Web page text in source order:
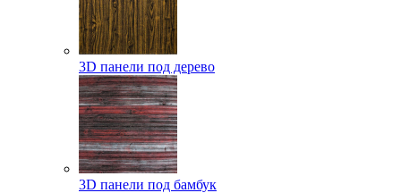
3D панели под дерево
3D панели под бамбук